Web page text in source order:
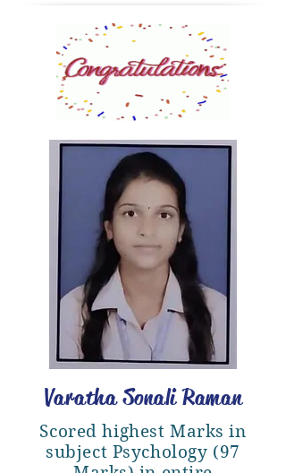
Varatha Sonali Raman
Scored highest Marks in
subject Psychology (97